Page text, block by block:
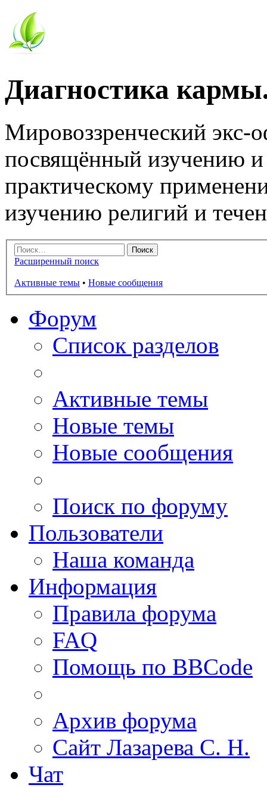
Диагностика
Мировоззренческий
посвящённый изучению
практическому
изучению религий и
Расширенный поиск
Активные темы • Новые сообщения
Форум
Список разделов
Активные темы
Новые темы
Новые сообщения
Поиск по форуму
Пользователи
Наша команда
Информация
Правила форума
FAQ
Помощь по BBCode
Архив форума
Сайт Лазарева С. Н.
Чат